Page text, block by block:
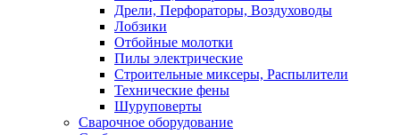
Дрели, Перфораторы, Воздуховоды
Лобзики
Отбойные молотки
Пилы электрические
Строительные миксеры, Распылители
Технические фены
Шуруповерты
Сварочное оборудование